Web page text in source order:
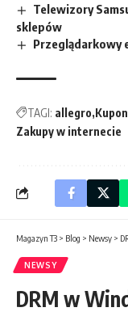
Telewizory
sklepów
Przeglądarkowy
TAGI: allegro
Zakupy w internecie
Magazyn T3 > Blog > Newsy >
NEWSY
DRM w